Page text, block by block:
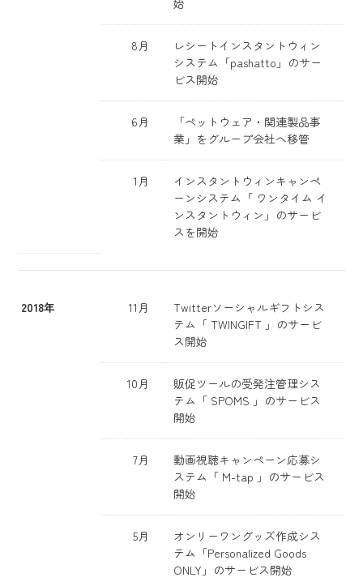
始
8月
レシートインスタントウィン
システム「pashatto」のサー
ビス開始
6月
「ペットウェア・関連製品事
業」をグループ会社へ移管
1月
インスタントウィンキャンペ
ーンシステム「 ワンタイム イ
ンスタントウィン」のサービ
スを開始
2018年 11月
Twitterソーシャルギフトシス
テム「 TWINGIFT 」のサービ
ス開始
10月
販促ツールの受発注管理シス
テム「 SPOMS 」のサービス
開始
7月
動画視聴キャンペーン応募シ
ステム「 M-tap 」のサービス
開始
5月
オンリーワングッズ作成シス
テム「Personalized Goods
ONLY」のサービス開始